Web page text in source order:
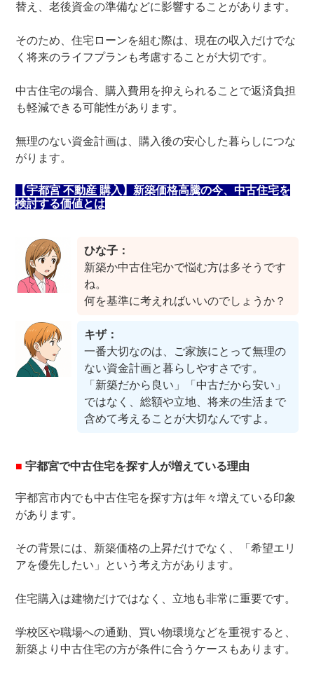
替え、老後資金の準備などに影響することがあります。
そのため、住宅ローンを組む際は、現在の収入だけでな
く将来のライフプランも考慮することが大切です。
中古住宅の場合、購入費用を抑えられることで返済負担
も軽減できる可能性があります。
無理のない資金計画は、購入後の安心した暮らしにつな
がります。
【宇都宮 不動産 購入】新築価格高騰の今、中古住宅を
検討する価値とは
ひな子：
新築か中古住宅かで悩む方は多そうです
ね。
何を基準に考えればいいのでしょうか？
キザ：
一番大切なのは、ご家族にとって無理の
ない資金計画と暮らしやすさです。
「新築だから良い」「中古だから安い」
ではなく、総額や立地、将来の生活まで
含めて考えることが大切なんですよ。
■ 宇都宮で中古住宅を探す人が増えている理由
宇都宮市内でも中古住宅を探す方は年々増えている印象
があります。
その背景には、新築価格の上昇だけでなく、「希望エリ
アを優先したい」という考え方があります。
住宅購入は建物だけではなく、立地も非常に重要です。
学校区や職場への通勤、買い物環境などを重視すると、
新築より中古住宅の方が条件に合うケースもあります。